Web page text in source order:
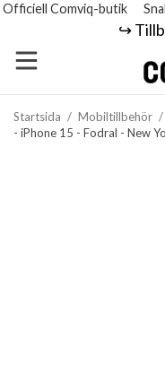
Officiell Comviq-butik
↪️
Startsida / Mobiltillbehör /
- iPhone 15 - Fodral - New